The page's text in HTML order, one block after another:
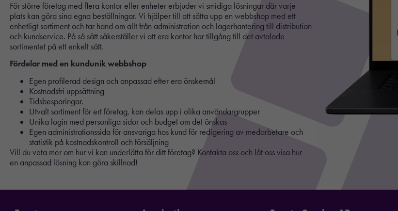
För större företag med flera kontor eller enheter erbjuder vi smidiga lösningar där varje
plats kan göra sina egna beställningar. Vi hjälper till att sätta upp en webbshop med ett
enhetligt sortiment och tar hand om allt från administration och lagerhantering till distribution
och kundservice. På så sätt säkerställer vi att era kontor har tillgång till det avtalade
sortimentet på ett enkelt sätt.
Fördelar med en kundunik webbshop
Egen profilerad design och anpassad efter era önskemål
Kostnadsfri uppsättning
Tidsbesparingar.
Utvalt sortiment för ert företag, kan delas upp i olika användargrupper
Unika login med personliga sidor och budget om det önskas
Egen administrationssida för ansvariga hos kund för redigering av medarbetare och
statistik på kostnadskontroll och försäljning
Vill du veta mer om hur vi kan underlätta för ditt företag? Kontakta oss och låt oss visa hur
en anpassad lösning kan göra skillnad!